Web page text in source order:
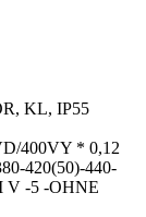
KL, IP55
400VY * 0,12
420(50)-440-
V -5 -OHNE